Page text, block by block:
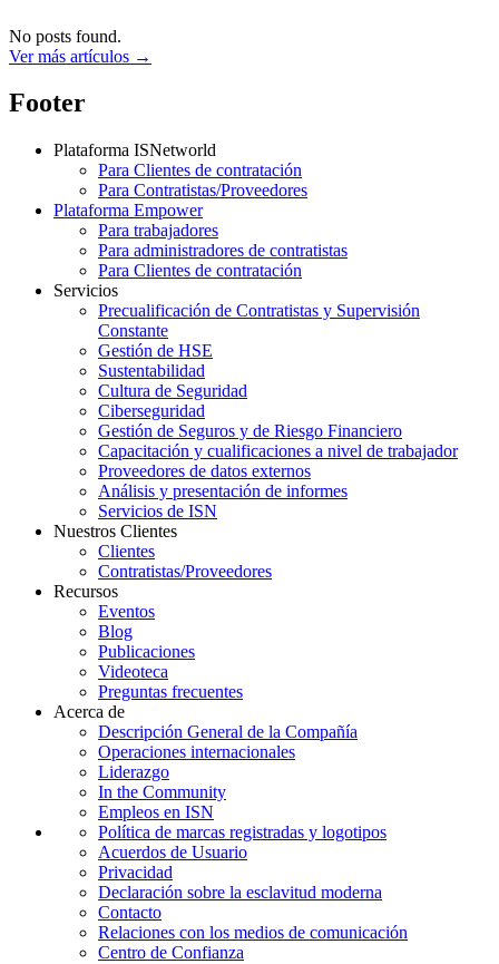
No posts found.
Ver más artículos →
Footer
Plataforma ISNetworld
Para Clientes de contratación
Para Contratistas/Proveedores
Plataforma Empower
Para trabajadores
Para administradores de contratistas
Para Clientes de contratación
Servicios
Precualificación de Contratistas y Supervisión
Constante
Gestión de HSE
Sustentabilidad
Cultura de Seguridad
Ciberseguridad
Gestión de Seguros y de Riesgo Financiero
Capacitación y cualificaciones a nivel de trabajador
Proveedores de datos externos
Análisis y presentación de informes
Servicios de ISN
Nuestros Clientes
Clientes
Contratistas/Proveedores
Recursos
Eventos
Blog
Publicaciones
Videoteca
Preguntas frecuentes
Acerca de
Descripción General de la Compañía
Operaciones internacionales
Liderazgo
In the Community
Empleos en ISN
Política de marcas registradas y logotipos
Acuerdos de Usuario
Privacidad
Declaración sobre la esclavitud moderna
Contacto
Relaciones con los medios de comunicación
Centro de Confianza